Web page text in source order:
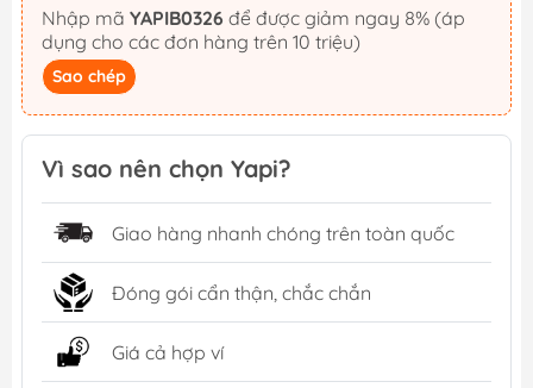
Nhập mã YAPIB0326
dụng cho các đơn hàng trên 10 triệu)
Sao chép
Vì sao nên chọn Yapi?
Giao hàng nhanh chóng trên toàn quốc
Đóng gói cẩn thận, chắc chắn
Giá cả hợp ví